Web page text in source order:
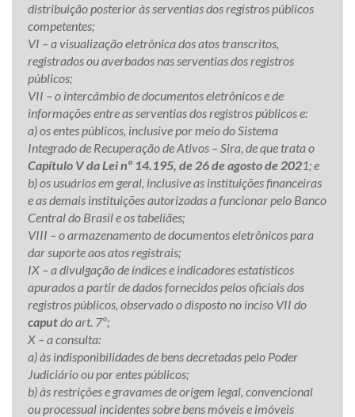
distribuição posterior às serventias dos registros públicos
competentes;
VI – a visualização eletrônica dos atos transcritos,
registrados ou averbados nas serventias dos registros
públicos;
VII – o intercâmbio de documentos eletrônicos e de
informações entre as serventias dos registros públicos e:
a) os entes públicos, inclusive por meio do Sistema
Integrado de Recuperação de Ativos – Sira, de que trata o
Capítulo V da Lei nº 14.195, de 26 de agosto de 2021; e
b) os usuários em geral, inclusive as instituições financeiras
e as demais instituições autorizadas a funcionar pelo Banco
Central do Brasil e os tabeliães;
VIII – o armazenamento de documentos eletrônicos para
dar suporte aos atos registrais;
IX – a divulgação de índices e indicadores estatísticos
apurados a partir de dados fornecidos pelos oficiais dos
registros públicos, observado o disposto no inciso VII do
caputdo art. 7º;
X – a consulta:
a) às indisponibilidades de bens decretadas pelo Poder
Judiciário ou por entes públicos;
b) às restrições e gravames de origem legal, convencional
ou processual incidentes sobre bens móveis e imóveis